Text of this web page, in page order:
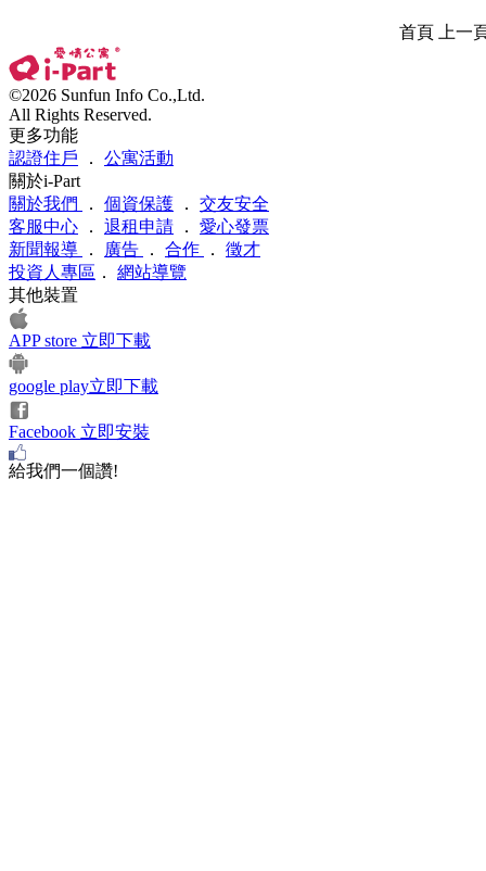
首頁 上一
©2026 Sunfun Info Co.,Ltd.
All Rights Reserved.
更多功能
認證住戶 ． 公寓活動
關於i-Part
關於我們
． 個資保護 ． 交友安全
客服中心 ． 退租申請 ． 愛心發票
新聞報導
． 廣告 ． 合作 ． 徵才
投資人專區 ． 網站導覽
其他裝置
APP store 立即下載
google play立即下載
Facebook 立即安裝
給我們一個讚!